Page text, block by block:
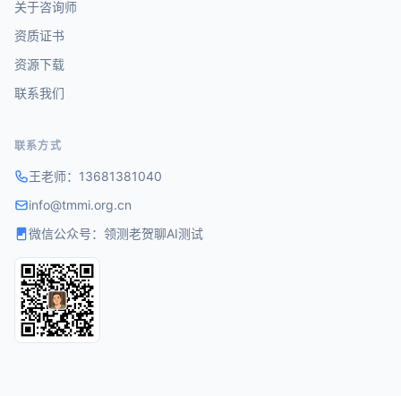
关于咨询师
资质证书
资源下载
联系我们
联系方式
王老师： 13681381040
info@tmmi.org.cn
微信公众号：领测老贺聊AI测试